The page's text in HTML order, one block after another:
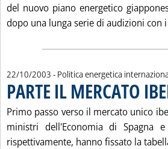
del nuovo piano energetico
dopo una lunga serie di audizioni con
22/10/2003 - Politica energetica
PARTE IL MERCATO
Primo passo verso il mercato unico
ministri dell'Economia di Spagna
rispettivamente, hanno fissato la